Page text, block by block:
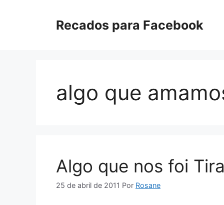
Recados para Facebook
algo que
Algo que nos foi
25 de abril de 2011 Por Rosane